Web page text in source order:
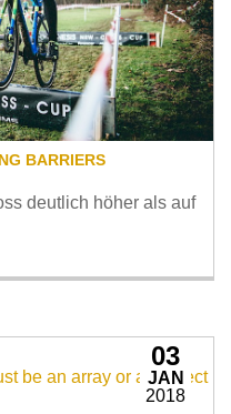
BARRIERS
deutlich höher als auf
be an array or an object
03
JAN
2018